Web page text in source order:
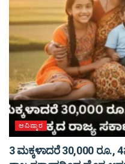
ಆವಿಷ್ಕಾರ
3 ಮಕ್ಕಳಾದರೆ 30,000 ರೂ.,